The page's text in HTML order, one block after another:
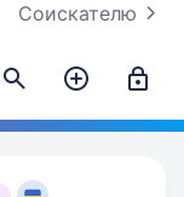
Соискателю